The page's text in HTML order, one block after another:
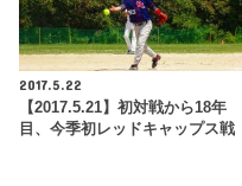
2017.5.22
【2017.5.21】初対戦から18年
目、今季初レッドキャップス戦